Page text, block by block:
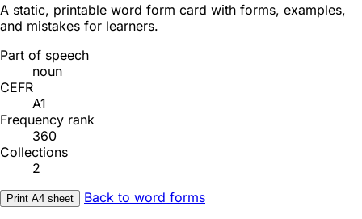
A static, printable word form card with forms, examples,
and mistakes for learners.
Part of speech
noun
CEFR
A1
Frequency rank
360
Collections
2
Print A4 sheet Back to word forms